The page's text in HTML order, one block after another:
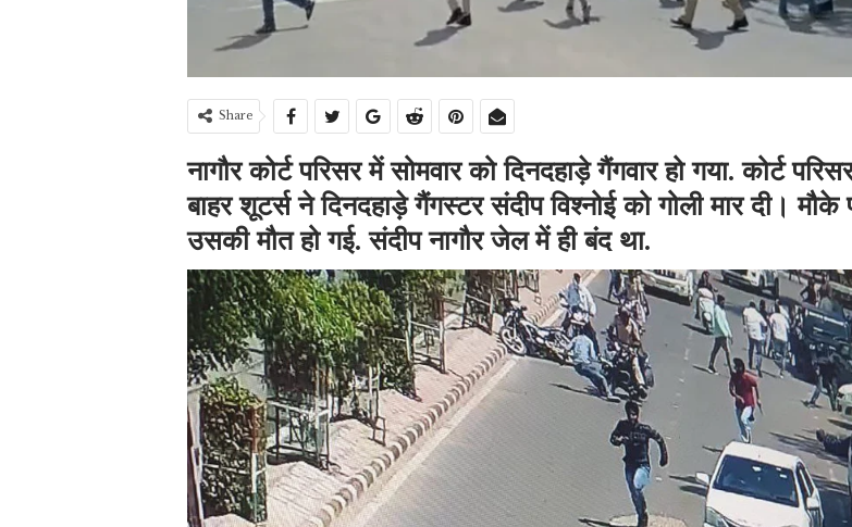
Share
नागौर कोर्ट परिसर में सोमवार को दिनदहाड़े गैंगवार हो गया. कोर्ट
बाहर शूटर्स ने दिनदहाड़े गैंगस्टर संदीप विश्नोई को गोली मार दी। मौके
उसकी मौत हो गई. संदीप नागौर जेल में ही बंद था.